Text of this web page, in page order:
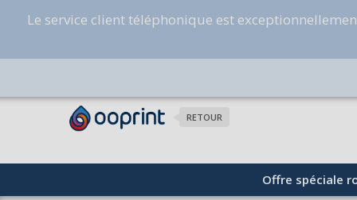
Le service client téléphonique est
RETOUR
Offre spéciale